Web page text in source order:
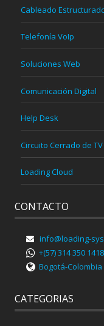
Cableado
Telefonía VoIp
Soluciones Web
Comunicación Digital
Help Desk
Circuito Cerrado de TV
Loading Cloud
CONTACTO
info@loading-
+(57) 314 350 1418
Bogotá-Colombia
CATEGORIAS